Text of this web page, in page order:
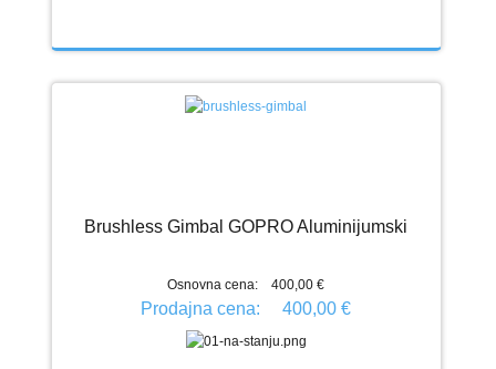
Brushless Gimbal GOPRO Aluminijumski
Osnovna cena: 400,00 €
Prodajna cena: 400,00 €